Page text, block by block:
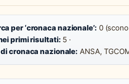
per ‘cronaca nazionale’: 0
primi risultati: 5 ·
cronaca nazionale: ANSA,